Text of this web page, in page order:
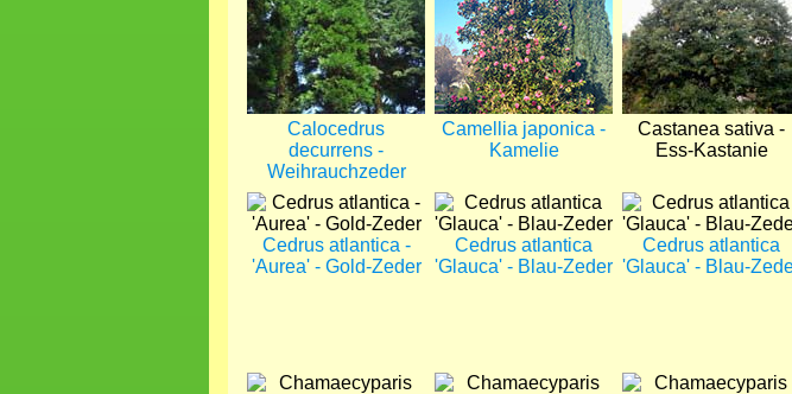
Calocedrus
decurrens -
Weihrauchzeder
Camellia japonica -
Kamelie
Castanea sativa -
Ess-Kastanie
Bild
Cedrus atlantica -
'Aurea' - Gold-Zeder
Bild
Cedrus atlantica
'Glauca' - Blau-Zeder
Bild
Cedrus atlantica
'Glauca' - Blau-
Bild
Bild Bild